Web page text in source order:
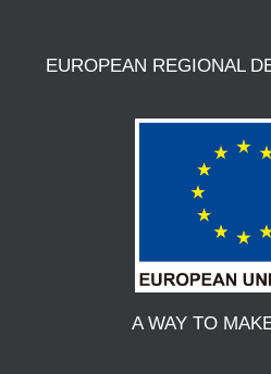
EUROPEAN REGIONAL
A WAY TO